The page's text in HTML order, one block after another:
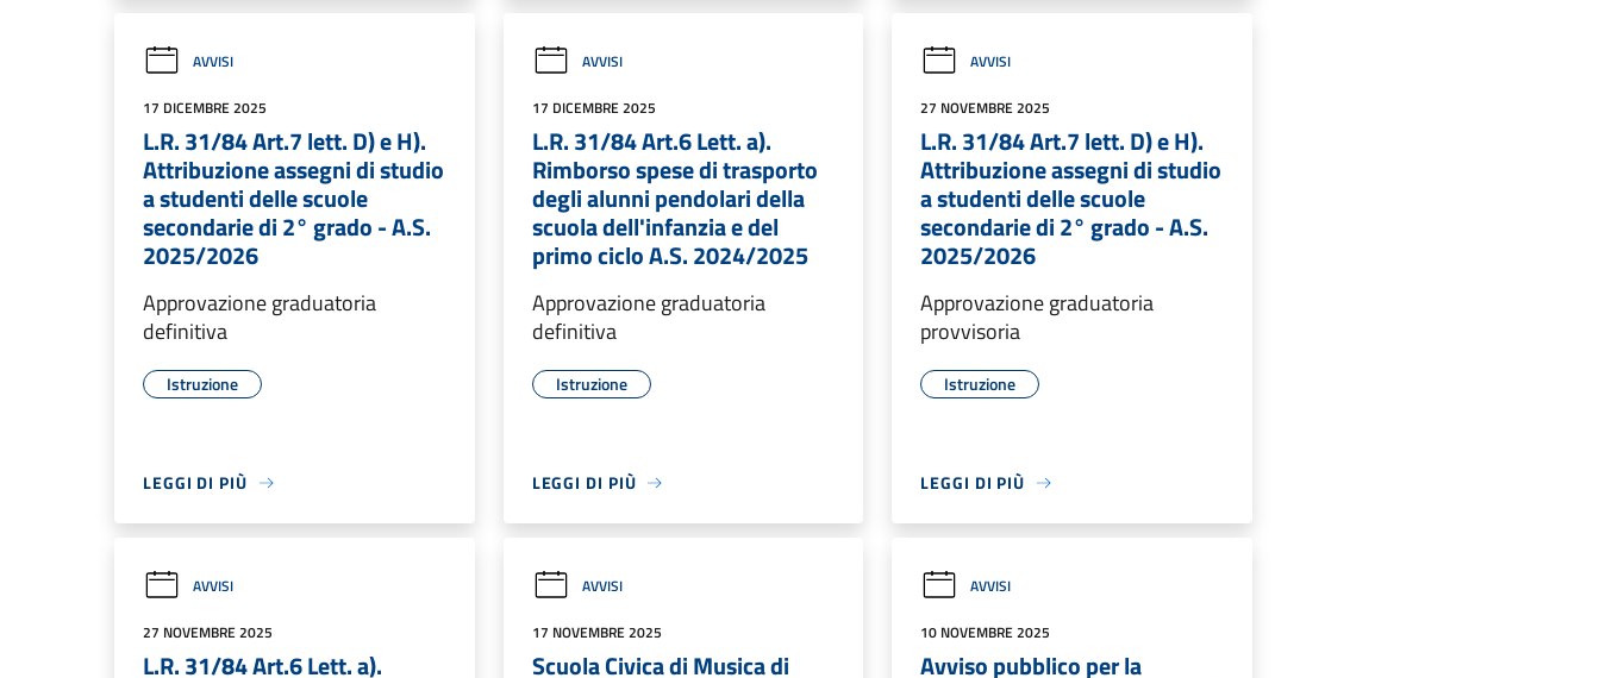
AVVISI
17 DICEMBRE 2025
L.R. 31/84 Art.7 lett. D) e H).
Attribuzione assegni di studio
a studenti delle scuole
secondarie di 2° grado - A.S.
2025/2026
Approvazione graduatoria
definitiva
Istruzione
LEGGI DI PIÙ
AVVISI
17 DICEMBRE 2025
L.R. 31/84 Art.6 Lett. a).
Rimborso spese di trasporto
degli alunni pendolari della
scuola dell'infanzia e del
primo ciclo A.S. 2024/2025
Approvazione graduatoria
definitiva
Istruzione
LEGGI DI PIÙ
AVVISI
27 NOVEMBRE 2025
L.R. 31/84 Art.7 lett. D) e H).
Attribuzione assegni di studio
a studenti delle scuole
secondarie di 2° grado - A.S.
2025/2026
Approvazione graduatoria
provvisoria
Istruzione
LEGGI DI PIÙ
AVVISI
27 NOVEMBRE 2025
L.R. 31/84 Art.6 Lett. a).
AVVISI
17 NOVEMBRE 2025
Scuola Civica di Musica di
AVVISI
10 NOVEMBRE 2025
Avviso pubblico per la